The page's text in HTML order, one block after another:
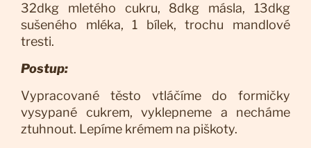
32dkg mletého cukru, 8dkg másla, 13dkg
sušeného mléka, 1 bílek, trochu mandlové
tresti.
Postup:
Vypracované těsto vtláčíme do formičky
vysypané cukrem, vyklepneme a necháme
ztuhnout. Lepíme krémem na piškoty.